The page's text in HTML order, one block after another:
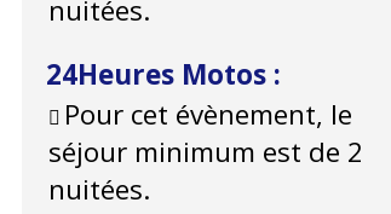
nuitées.
24Heures Motos :
Pour cet évènement, le
séjour minimum est de 2
nuitées.